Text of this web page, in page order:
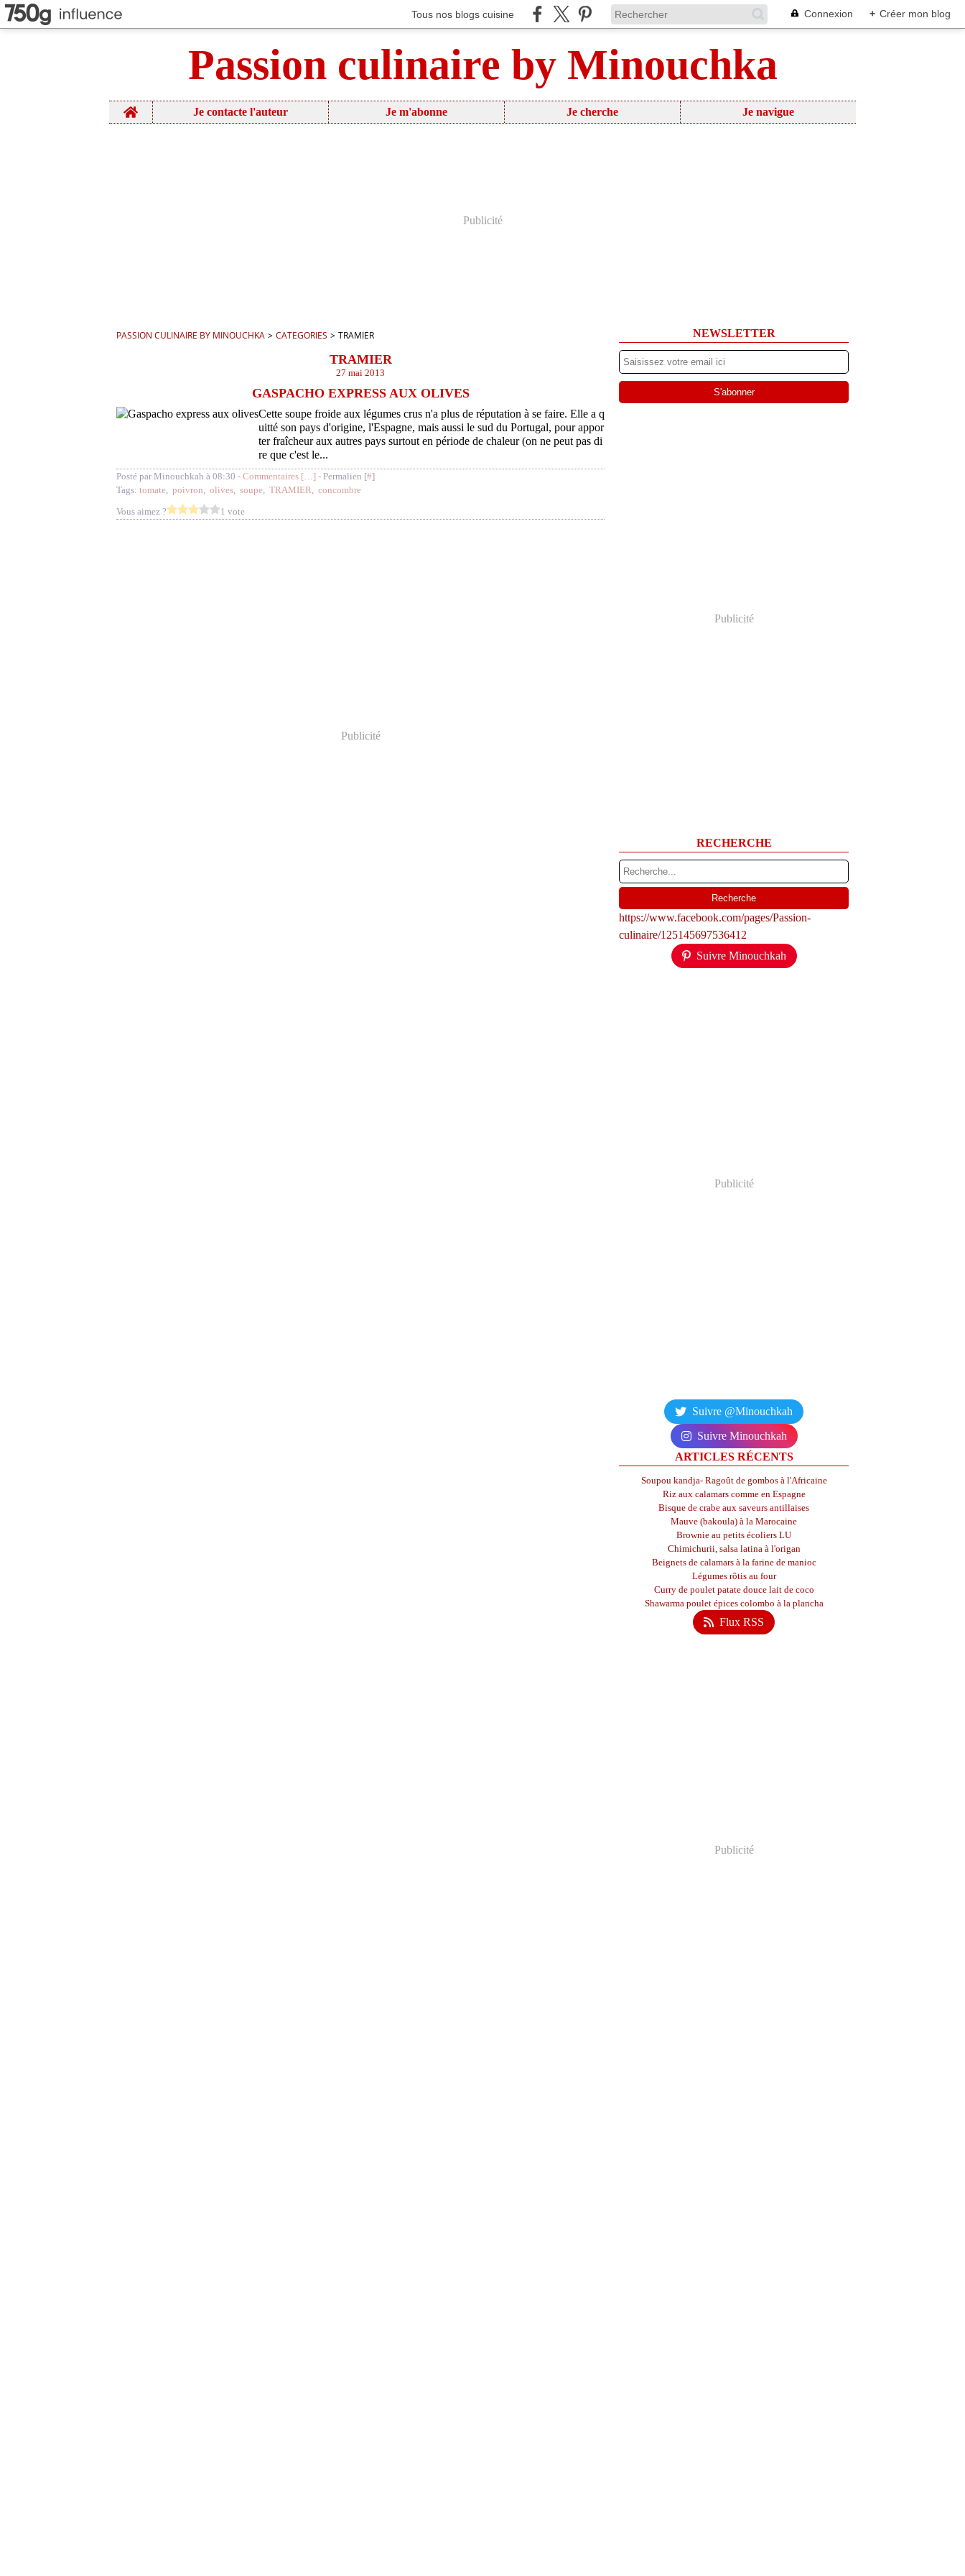
Tous nos blogs cuisine Connexion + Créer mon blog
Passion culinaire by Minouchka
Home Je contacte l'auteur Je m'abonne Je cherche Je navigue
Publicité
PASSION CULINAIRE BY MINOUCHKA > CATEGORIES > TRAMIER
TRAMIER
27 mai 2013
GASPACHO EXPRESS AUX OLIVES
Cette soupe froide aux légumes crus n'a plus de réputation à se faire. Elle a q
uitté son pays d'origine, l'Espagne, mais aussi le sud du Portugal, pour appor
ter fraîcheur aux autres pays surtout en période de chaleur (on ne peut pas di
re que c'est le...
Posté par Minouchkah à 08:30 - Commentaires […] - Permalien [#]
Tags: tomate, poivron, olives, soupe, TRAMIER, concombre
Vous aimez ?
1 vote
Publicité
NEWSLETTER
Publicité
RECHERCHE
https://www.facebook.com/pages/Passion-
culinaire/125145697536412
Suivre Minouchkah
Publicité
Suivre @Minouchkah
Suivre Minouchkah
ARTICLES RÉCENTS
Soupou kandja- Ragoût de gombos à l'Africaine
Riz aux calamars comme en Espagne
Bisque de crabe aux saveurs antillaises
Mauve (bakoula) à la Marocaine
Brownie au petits écoliers LU
Chimichurii, salsa latina à l'origan
Beignets de calamars à la farine de manioc
Légumes rôtis au four
Curry de poulet patate douce lait de coco
Shawarma poulet épices colombo à la plancha
Flux RSS
Publicité